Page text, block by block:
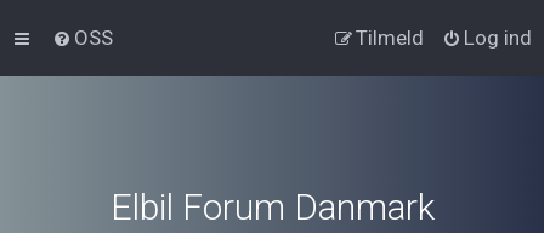
OSS Log ind
Tilmeld
Elbil Forum Danmark